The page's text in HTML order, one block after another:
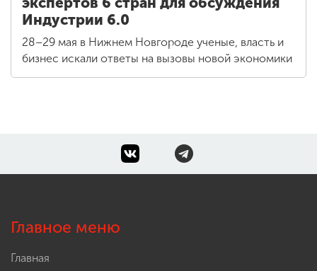
Индустрии 6.0
28–29 мая в Нижнем Новгороде ученые, власть и
бизнес искали ответы на вызовы новой экономики
Главное меню
Главная